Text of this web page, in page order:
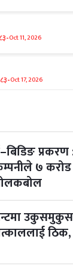
-Oct 11, 2026
-Oct 17, 2026
-Oct 20, 2026
व्रत
प्रकरण
७
ठिक,